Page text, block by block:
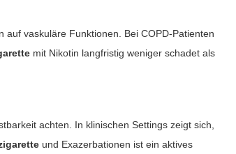
vaskuläre Funktionen. Bei COPD-Patienten
mit Nikotin langfristig weniger schadet als
achten. In klinischen Settings zeigt sich,
und Exazerbationen ist ein aktives